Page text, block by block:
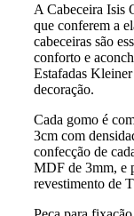
A Cabeceira Isis
que conferem a
cabeceiras são
conforto e
Estafadas
decoração.
Cada gomo é
3cm com
confecção de
MDF de 3mm, e
revestimento de